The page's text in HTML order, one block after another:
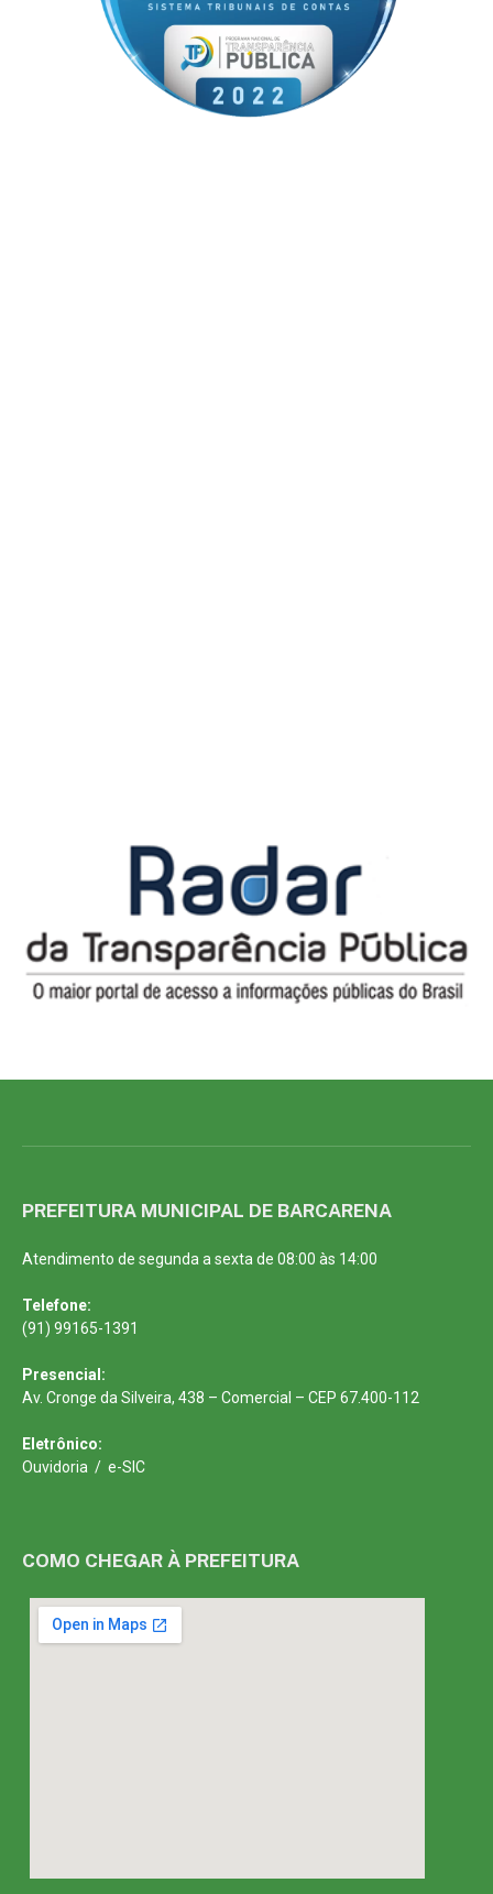
PREFEITURA MUNICIPAL DE BARCARENA
Atendimento de segunda a sexta de 08:00 às 14:00
Telefone:
(91) 99165-1391
Presencial:
Av. Cronge da Silveira, 438 – Comercial – CEP 67.400-112
Eletrônico:
Ouvidoria / e-SIC
COMO CHEGAR À PREFEITURA